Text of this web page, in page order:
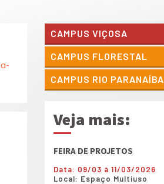
CAMPUS VIÇOSA
CAMPUS FLORESTAL
CAMPUS RIO PARANAÍBA
Veja mais:
FEIRA DE PROJETOS
Data: 09/03 à 11/03/2026
Local: Espaço Multiuso